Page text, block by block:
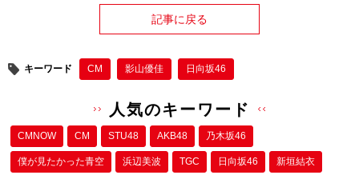
記事に戻る
キーワード CM 影山優佳 日向坂46
人気のキーワード
CMNOW CM STU48 AKB48 乃木坂46
僕が⾒たかった⻘空 浜辺美波 TGC 日向坂46 新垣結衣